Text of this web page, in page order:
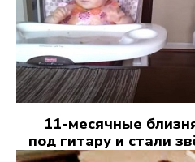
11-месячные
под гитару и стали